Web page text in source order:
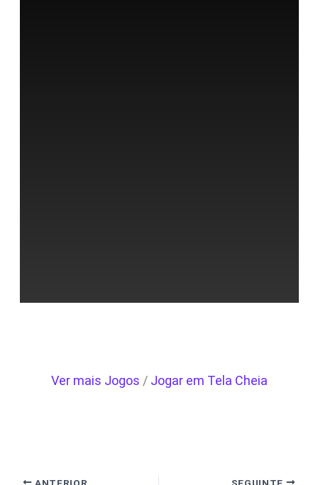
Ver mais Jogos / Jogar em Tela Cheia
ANTERIOR SEGUINTE